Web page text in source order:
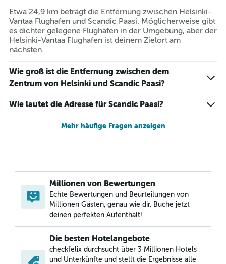
Etwa 24,9 km beträgt die Entfernung zwischen Helsinki-
Vantaa Flughafen und Scandic Paasi. Möglicherweise gibt
es dichter gelegene Flughäfen in der Umgebung, aber der
Helsinki-Vantaa Flughafen ist deinem Zielort am
nächsten.
Wie groß ist die Entfernung zwischen dem
Zentrum von Helsinki und Scandic Paasi?
Wie lautet die Adresse für Scandic Paasi?
Mehr häufige Fragen anzeigen
Millionen von Bewertungen
Echte Bewertungen und Beurteilungen von
Millionen Gästen, genau wie dir. Buche jetzt
deinen perfekten Aufenthalt!
Die besten Hotelangebote
checkfelix durchsucht über 3 Millionen Hotels
und Unterkünfte und stellt die Ergebnisse alle